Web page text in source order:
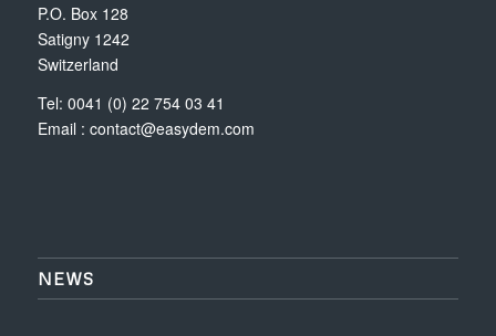
P.O. Box 128
Satigny 1242
Switzerland
Tel: 0041 (0) 22 754 03 41
Email : contact@easydem.com
NEWS